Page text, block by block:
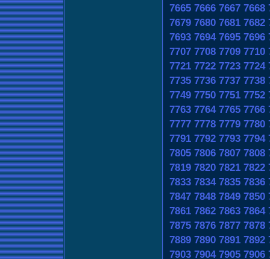
7665 7666 7667 7668
7679 7680 7681 7682
7693 7694 7695 7696
7707 7708 7709 7710
7721 7722 7723 7724
7735 7736 7737 7738
7749 7750 7751 7752
7763 7764 7765 7766
7777 7778 7779 7780
7791 7792 7793 7794
7805 7806 7807 7808
7819 7820 7821 7822
7833 7834 7835 7836
7847 7848 7849 7850
7861 7862 7863 7864
7875 7876 7877 7878
7889 7890 7891 7892
7903 7904 7905 7906